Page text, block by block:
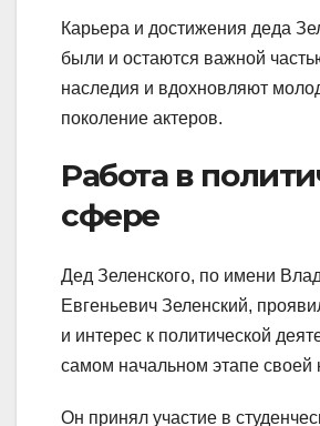
Карьера и достижения деда
были и остаются важной
наследия и вдохновляют
поколение актеров.
Работа в
сфере
Дед Зеленского, по имени
Евгеньевич Зеленский,
и интерес к политической
самом начальном этапе своей
Он принял участие в